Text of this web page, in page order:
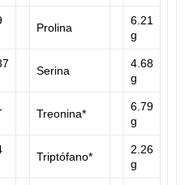
Prolina
6.21
g
Serina
4.68
g
Treonina*
6.79
g
Triptófano*
2.26
g